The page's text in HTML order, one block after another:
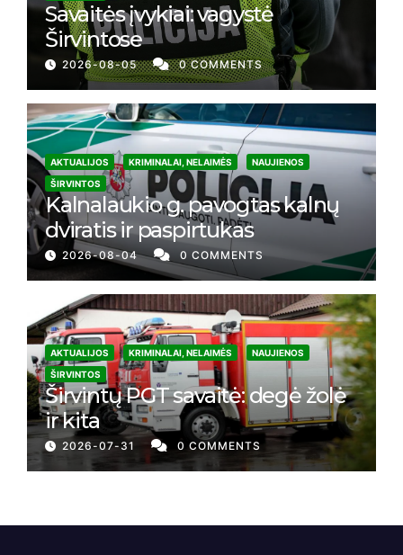
Savaitės įvykiai: vagystė
Širvintose
2026-08-05 0 COMMENTS
AKTUALIJOS KRIMINALAI, NELAIMĖS
NAUJIENOS
ŠIRVINTOS
Kalnalaukio g. pavogtas kalnų
dviratis ir paspirtukas
2026-08-04 0 COMMENTS
AKTUALIJOS KRIMINALAI, NELAIMĖS
NAUJIENOS
ŠIRVINTOS
Širvintų PGT savaitė: degė žolė
ir kita
2026-07-31 0 COMMENTS